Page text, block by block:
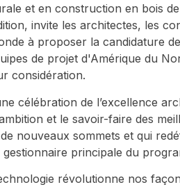
et en construction en bois
invite les architectes, les
à proposer la candidature
de projet d'Amérique du
considération.
célébration de l’excellence
et le savoir-faire des
nouveaux sommets et qui
principale du
révolutionne nos